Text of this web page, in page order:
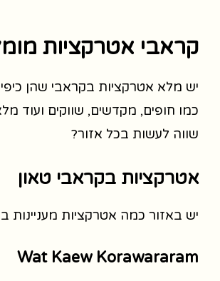
קראבי אטרקציות
יש מלא אטרקציות בקראבי שהן
כמו חופים, מקדשים, שווקים ועוד
שווה לעשות בכל אזור?
אטרקציות בקראבי טאון
יש באזור כמה אטרקציות מעניינות
Wat Kaew Korawararam